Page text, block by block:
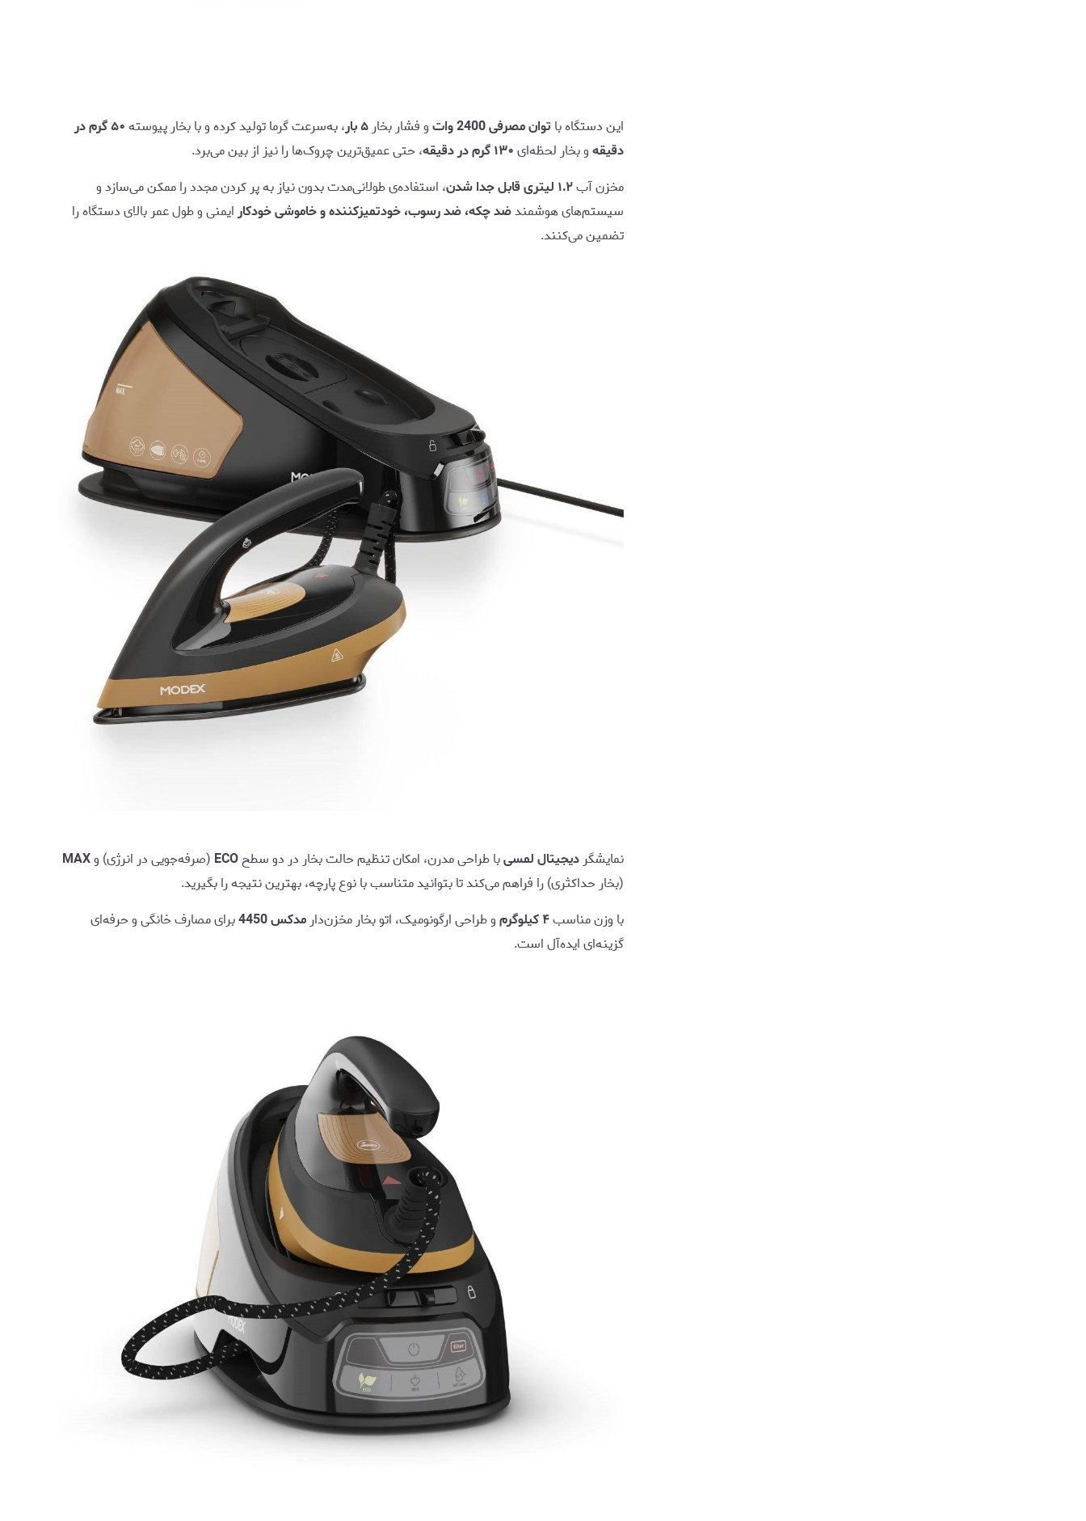
این دستگاه با توان مصرفی 2400 وات و فشار بخار ۵ بار ، به‌سرعت گرما تولید کرده و با بخار پیوسته
۵۰ گرم در
دقیقهو بخار لحظه‌ای۱۳۰ گرم در دقیقه
، حتی عمیق‌ترین چروک‌ها را نیز از بین می‌برد.
مخزن آب۱.۲ لیتری قابل جدا شدن
، استفاده‌ی طولانی‌مدت بدون نیاز به پر کردن مجدد را ممکن می‌سازد و
سیستم‌های هوشمندضد چکه، ضد رسوب، خودتمیزکننده و خاموشی خودکارایمنی و طول عمر بالای دستگاه را
تضمین می‌کنند.
نمایشگر دیجیتال لمسیبا طراحی مدرن، امکان تنظیم حالت بخار در دو سطحECO (صرفه‌جویی در انرژی) وMAX
(بخار حداکثری) را فراهم می‌کند تا بتوانید متناسب با نوع پارچه، بهترین نتیجه را بگیرید.
با وزن مناسب۴ کیلوگرم و طراحی ارگونومیک، اتو بخار مخزن‌دار مدکس 4450
برای مصارف خانگی و حرفه‌ای
گزینه‌ای ایده‌آل است.